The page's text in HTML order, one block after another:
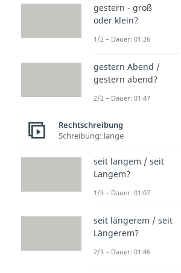
gestern - groß
oder klein?
1/2 – Dauer: 01:26
gestern Abend /
gestern abend?
2/2 – Dauer: 01:47
Rechtschreibung
Schreibung: lange
seit langem / seit
Langem?
1/3 – Dauer: 01:07
seit längerem / seit
Längerem?
2/3 – Dauer: 01:46